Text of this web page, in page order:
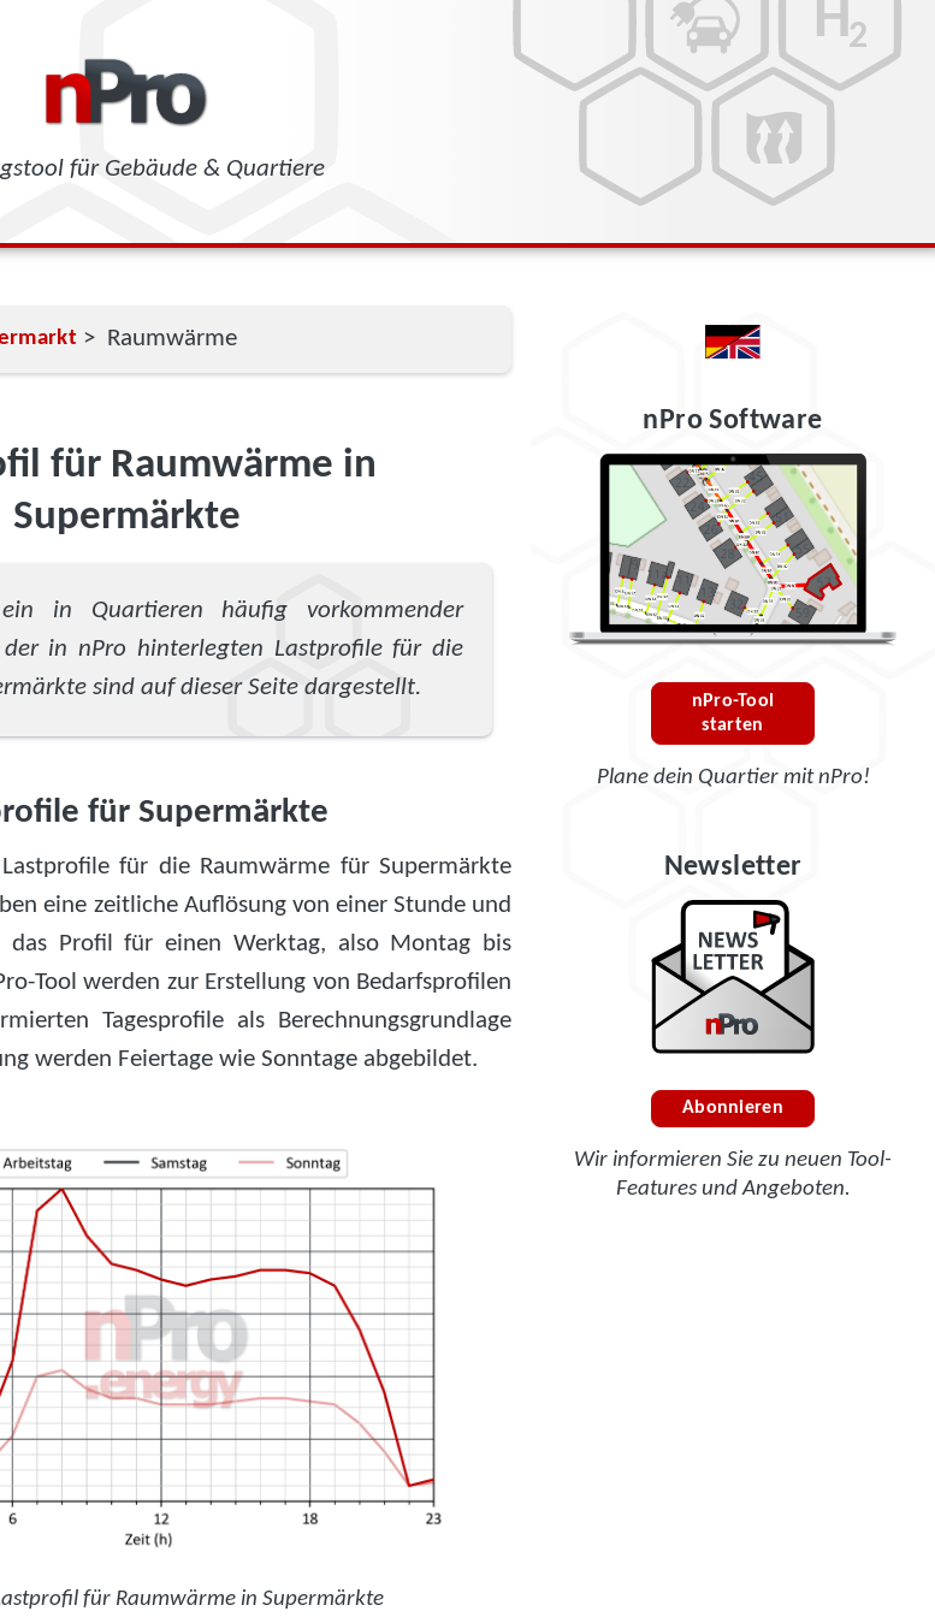
für Gebäude & Quartiere
> Raumwärme
für Raumwärme in
Supermärkte
in Quartieren häufig vorkommender
der in nPro hinterlegten Lastprofile für die
sind auf dieser Seite dargestellt.
für Supermärkte
für die Raumwärme für Supermärkte
eine zeitliche Auflösung von einer Stunde und
Profil für einen Werktag, also Montag bis
Tool werden zur Erstellung von Bedarfsprofilen
Tagesprofile als Berechnungsgrundlage
werden Feiertage wie Sonntage abgebildet.
für Raumwärme in Supermärkte
nPro Software
nPro-Tool
starten
Plane dein Quartier mit nPro!
Newsletter
Abonnieren
Wir informieren Sie zu neuen Tool-
Features und Angeboten.